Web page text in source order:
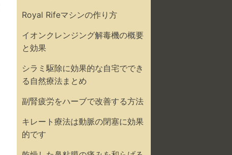
Royal Rifeマシンの作り方
イオンクレンジング解毒機の概要
と効果
シラミ駆除に効果的な自宅ででき
る自然療法まとめ
副腎疲労をハーブで改善する方法
キレート療法は動脈の閉塞に効果
的です